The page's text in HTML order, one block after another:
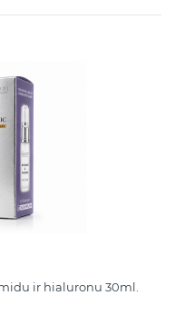
ir hialuronu 30ml.